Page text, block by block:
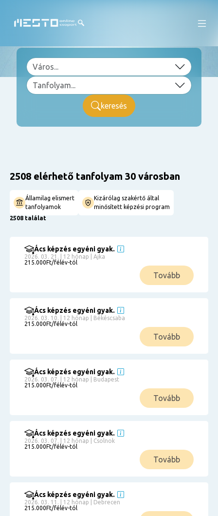
keresés
2508 elérhető tanfolyam 30 városban
Államilag elismert
tanfolyamok
Kizárólag szakértő által
minősített képzési program
2508 találat
Ács képzés egyéni gyak.
2026. 03. 21. | 12 hónap | Ajka
215.000Ft/félév-tól
Tovább
Ács képzés egyéni gyak.
2026. 03. 10. | 12 hónap | Békéscsaba
215.000Ft/félév-tól
Tovább
Ács képzés egyéni gyak.
2026. 03. 07. | 12 hónap | Budapest
215.000Ft/félév-tól
Tovább
Ács képzés egyéni gyak.
2026. 03. 07. | 12 hónap | Csolnok
215.000Ft/félév-tól
Tovább
Ács képzés egyéni gyak.
2026. 03. 11. | 12 hónap | Debrecen
215.000Ft/félév-tól